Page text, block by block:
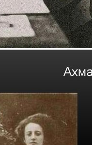
КОЛИЧЕСТВО
(количество